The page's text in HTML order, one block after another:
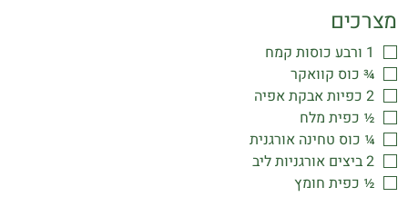
מצרכים
1 ורבע כוסות קמח
¾ כוס קוואקר
2 כפיות אבקת אפיה
½ כפית מלח
¼ כוס טחינה אורגנית
2 ביצים אורגניות ליב
½ כפית חומץ